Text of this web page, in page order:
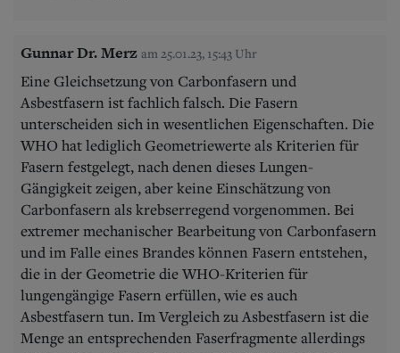
Gunnar Dr. Merz am 25.01.23, 15:43 Uhr
Eine Gleichsetzung von Carbonfasern und
Asbestfasern ist fachlich falsch. Die Fasern
unterscheiden sich in wesentlichen Eigenschaften. Die
WHO hat lediglich Geometriewerte als Kriterien für
Fasern festgelegt, nach denen dieses Lungen-
Gängigkeit zeigen, aber keine Einschätzung von
Carbonfasern als krebserregend vorgenommen. Bei
extremer mechanischer Bearbeitung von Carbonfasern
und im Falle eines Brandes können Fasern entstehen,
die in der Geometrie die WHO-Kriterien für
lungengängige Fasern erfüllen, wie es auch
Asbestfasern tun. Im Vergleich zu Asbestfasern ist die
Menge an entsprechenden Faserfragmente allerdings